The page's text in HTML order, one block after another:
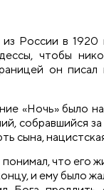
из России в 1920
чтобы
он
«Ночь» было
собравшийся
сына,
что его
и ему было